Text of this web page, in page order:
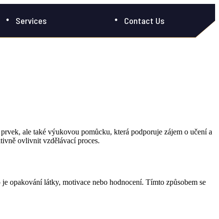
Contact Us
Services
ale také výukovou pomůcku, která podporuje zájem o učení a
ovlivnit vzdělávací proces.
opakování látky, motivace nebo hodnocení. Tímto způsobem se